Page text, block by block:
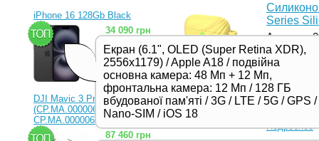
iPhone 16 128Gb Black
Екран (6.1", OLED (Super Retina XDR),
2556x1179) / Apple A18 / подвійна
основна камера: 48 Мп + 12 Мп,
фронтальна камера: 12 Мп / 128 ГБ
вбудованої пам'яті / 3G / LTE / 5G / GPS /
Nano-SIM / iOS 18
34 090 грн
DJI Mavic 3 Pro (RC)
(CP.MA.00000654.01,
CP.MA.00000656.01)
87 460 грн
Series
Артикул:
изделия.
защиту от
и приятным
Подробнее